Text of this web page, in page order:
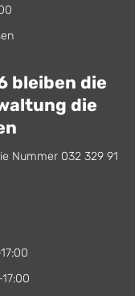
bleiben die
die
Nummer 032 329 91